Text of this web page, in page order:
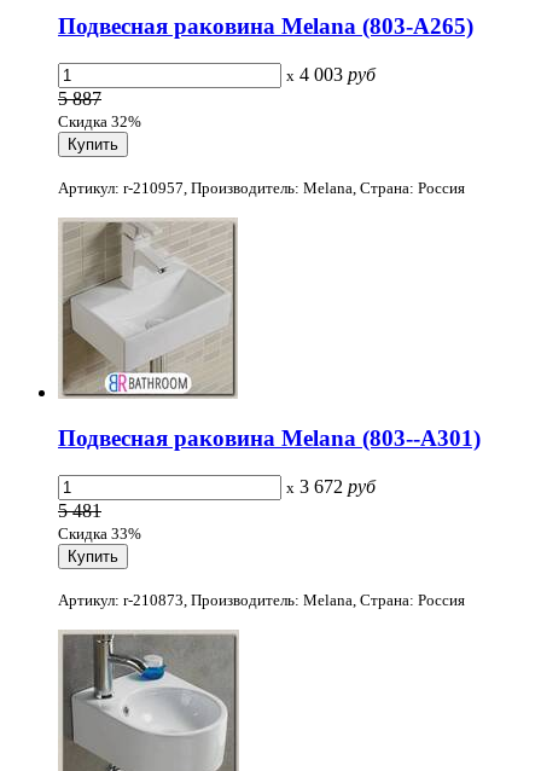
Подвесная раковина Melana (803-А265)
x 4 003 руб
5 887
Скидка 32%
Артикул: r-210957, Производитель: Melana, Страна: Россия
Подвесная раковина Melana (803--А301)
x 3 672 руб
5 481
Скидка 33%
Артикул: r-210873, Производитель: Melana, Страна: Россия